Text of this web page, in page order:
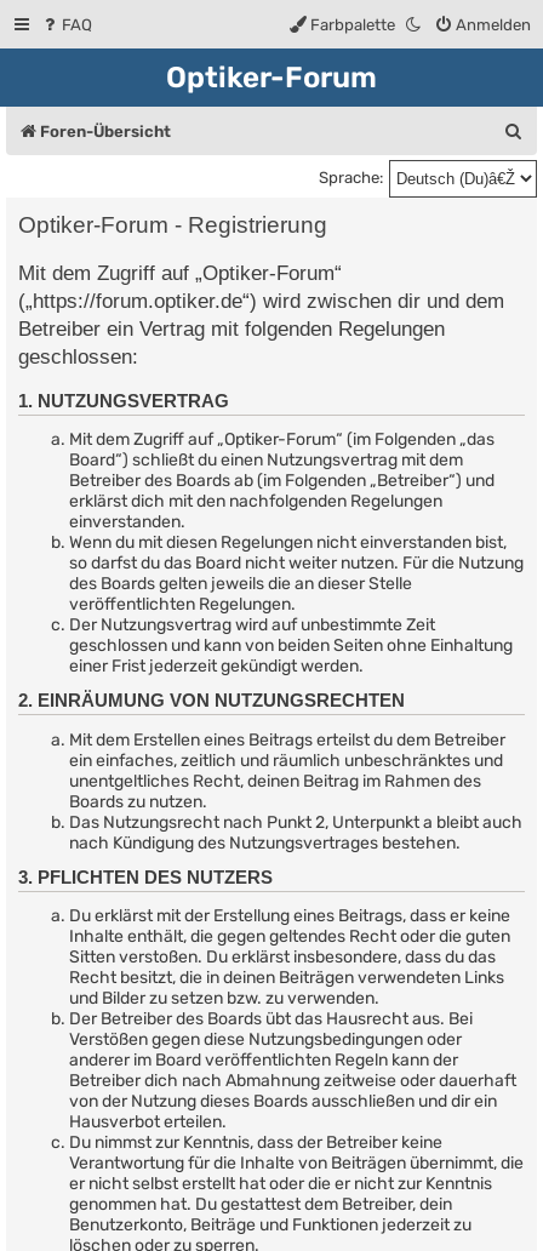
FAQ Anmelden
Farbpalette
Optiker-Forum
Foren-Übersicht
u
c
Sprache:
Optiker-Forum - Registrierung
Mit dem Zugriff auf „Optiker-Forum“
(„https://forum.optiker.de“) wird zwischen dir und dem
Betreiber ein Vertrag mit folgenden Regelungen
geschlossen:
1. NUTZUNGSVERTRAG
Mit dem Zugriff auf „Optiker-Forum“ (im Folgenden „das
Board“) schließt du einen Nutzungsvertrag mit dem
Betreiber des Boards ab (im Folgenden „Betreiber“) und
erklärst dich mit den nachfolgenden Regelungen
einverstanden.
Wenn du mit diesen Regelungen nicht einverstanden bist,
so darfst du das Board nicht weiter nutzen. Für die Nutzung
des Boards gelten jeweils die an dieser Stelle
veröffentlichten Regelungen.
Der Nutzungsvertrag wird auf unbestimmte Zeit
geschlossen und kann von beiden Seiten ohne Einhaltung
einer Frist jederzeit gekündigt werden.
2. EINRÄUMUNG VON NUTZUNGSRECHTEN
Mit dem Erstellen eines Beitrags erteilst du dem Betreiber
ein einfaches, zeitlich und räumlich unbeschränktes und
unentgeltliches Recht, deinen Beitrag im Rahmen des
Boards zu nutzen.
Das Nutzungsrecht nach Punkt 2, Unterpunkt a bleibt auch
nach Kündigung des Nutzungsvertrages bestehen.
3. PFLICHTEN DES NUTZERS
Du erklärst mit der Erstellung eines Beitrags, dass er keine
Inhalte enthält, die gegen geltendes Recht oder die guten
Sitten verstoßen. Du erklärst insbesondere, dass du das
Recht besitzt, die in deinen Beiträgen verwendeten Links
und Bilder zu setzen bzw. zu verwenden.
Der Betreiber des Boards übt das Hausrecht aus. Bei
Verstößen gegen diese Nutzungsbedingungen oder
anderer im Board veröffentlichten Regeln kann der
Betreiber dich nach Abmahnung zeitweise oder dauerhaft
von der Nutzung dieses Boards ausschließen und dir ein
Hausverbot erteilen.
Du nimmst zur Kenntnis, dass der Betreiber keine
Verantwortung für die Inhalte von Beiträgen übernimmt, die
er nicht selbst erstellt hat oder die er nicht zur Kenntnis
genommen hat. Du gestattest dem Betreiber, dein
Benutzerkonto, Beiträge und Funktionen jederzeit zu
löschen oder zu sperren.